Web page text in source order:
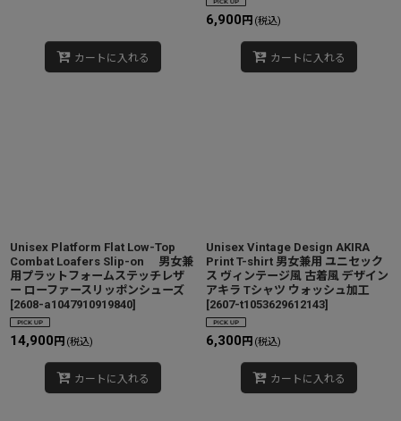
カートに入れる
6,900 円 (税込)
カートに入れる
Unisex Platform Flat Low-Top
Combat Loafers Slip-on 男女兼
用プラットフォームステッチレザ
ー ローファースリッポンシューズ
[2608-a1047910919840]
14,900 円 (税込)
カートに入れる
Unisex Vintage Design AKIRA
Print T-shirt 男女兼用 ユニセック
ス ヴィンテージ風 古着風 デザイン
アキラ Tシャツ ウォッシュ加工
[2607-t1053629612143]
6,300 円 (税込)
カートに入れる